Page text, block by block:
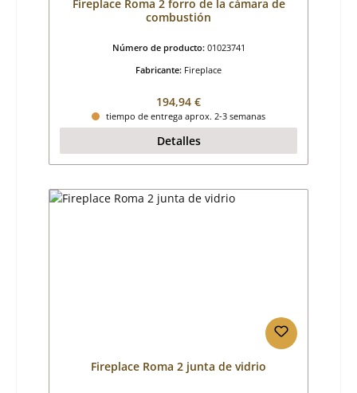
Fireplace Roma 2 forro de la cámara de
combustión
Número de producto: 01023741
Fabricante: Fireplace
Precio normal:
194,94 €
tiempo de entrega aprox. 2-3 semanas
Detalles
Fireplace Roma 2 junta de vidrio